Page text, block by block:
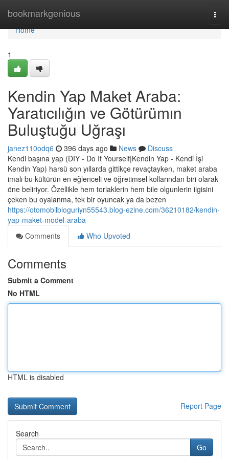
bookmarkgenious
Home
Home
1
Kendin Yap Maket Araba:
Yaratıcılığın ve Götürümın
Buluştuğu Uğraşı
janez110odq6 396 days ago News
Discuss
Kendi başına yap (DIY - Do It Yourself|Kendin Yap - Kendi İşi
Kendin Yap) harsü son yıllarda gittikçe revaçtayken, maket araba
imalı bu kültürün en eğlenceli ve öğretimsel kollarından biri olarak
öne beliriyor. Özellikle hem torlaklerin hem bile olgunlerin ilgisini
çeken bu oyalanma, tek bir oyuncak ya da bezen
https://otomobilbloguriyn55543.blog-ezine.com/36210182/kendin-
yap-maket-model-araba
Comments
Who Upvoted
Comments
Submit a Comment
No HTML
HTML is disabled
Report Page
Search
Go